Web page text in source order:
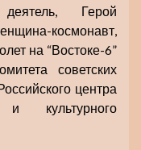
Герой
космонавт,
на “Востоке-6”
советских
центра
и культурного